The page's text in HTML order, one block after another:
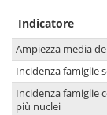
Indicatore
Ampiezza media
Incidenza famiglie
Incidenza famiglie
più nuclei